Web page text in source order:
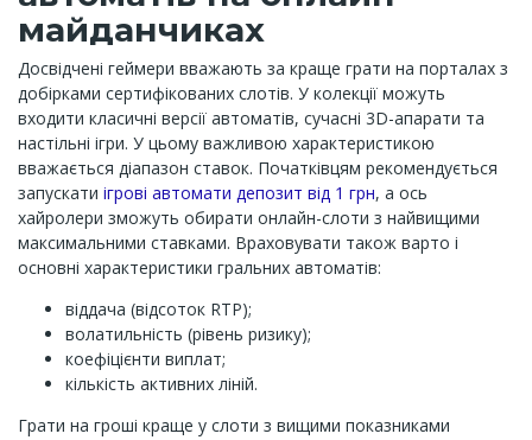
майданчиках
Досвідчені геймери вважають за краще грати на порталах з
добірками сертифікованих слотів. У колекції можуть
входити класичні версії автоматів, сучасні 3D-апарати та
настільні ігри. У цьому важливою характеристикою
вважається діапазон ставок. Початківцям рекомендується
запускати ігрові автомати депозит від 1 грн, а ось
хайролери зможуть обирати онлайн-слоти з найвищими
максимальними ставками. Враховувати також варто і
основні характеристики гральних автоматів:
віддача (відсоток RTP);
волатильність (рівень ризику);
коефіцієнти виплат;
кількість активних ліній.
Грати на гроші краще у слоти з вищими показниками